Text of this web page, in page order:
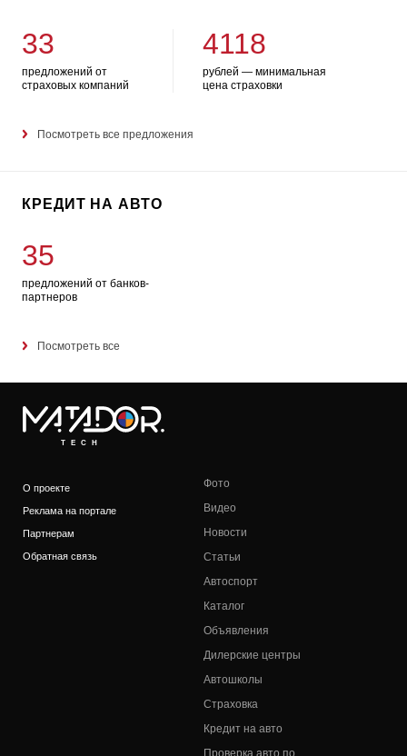
33
предложений от
страховых компаний
4118
рублей — минимальная
цена страховки
Посмотреть все предложения
КРЕДИТ НА АВТО
35
предложений от банков-
партнеров
Посмотреть все
TECH
О проекте
Реклама на портале
Партнерам
Обратная связь
Фото
Видео
Новости
Статьи
Автоспорт
Каталог
Объявления
Дилерские центры
Автошколы
Страховка
Кредит на авто
Проверка авто по